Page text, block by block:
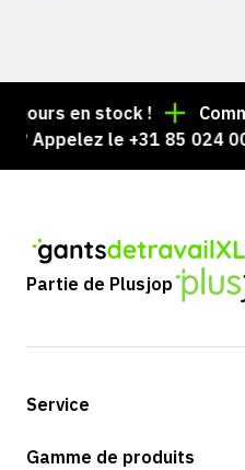
en stock !
Appelez le +31 85 024
Partie de Plusjop
Service
Options de paiement
Gamme de produits